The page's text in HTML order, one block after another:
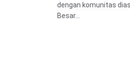
dengan komunitas
Besar...